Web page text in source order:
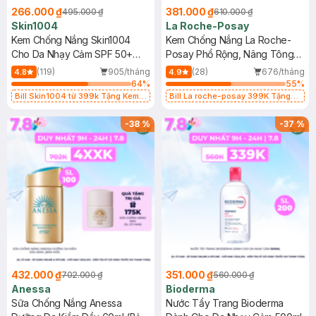
266.000 ₫495.000 ₫
Skin1004
Kem Chống Nắng Skin1004
Cho Da Nhạy Cảm SPF 50+
50ml
4.8 (119)
905/tháng
64%
Bill Skin1004 từ 399k Tặng Kem
SPF 50+ 20ml (SL Có Hạn)
381.000 ₫610.000 ₫
La Roche-Posay
Kem Chống Nắng La Roche-
Posay Phổ Rộng, Nâng Tông
Kiềm Dầu 50ml
4.9 (28)
676/tháng
55%
Bill La roche-posay 399K Tặng
(SL có hạn)
-38%
432.000 ₫702.000 ₫
Anessa
Sữa Chống Nắng Anessa
-37%
351.000 ₫560.000 ₫
Bioderma
Nước Tẩy Trang Bioderma